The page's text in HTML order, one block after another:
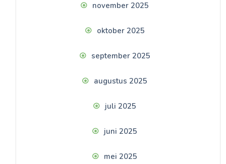
november 2025
oktober 2025
september 2025
augustus 2025
juli 2025
juni 2025
mei 2025